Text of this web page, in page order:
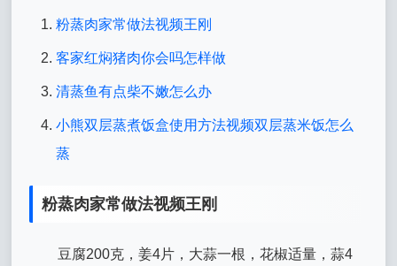
粉蒸肉家常做法视频王刚
客家红焖猪肉你会吗怎样做
清蒸鱼有点柴不嫩怎么办
小熊双层蒸煮饭盒使用方法视频双层蒸米饭怎么
蒸
粉蒸肉家常做法视频王刚
豆腐200克，姜4片，大蒜一根，花椒适量，蒜4